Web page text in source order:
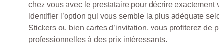
chez vous avec le prestataire pour décrire exactement
identifier l’option qui vous semble la plus adéquate
Stickers ou bien cartes d’invitation, vous profiterez de
professionnelles à des prix intéressants.